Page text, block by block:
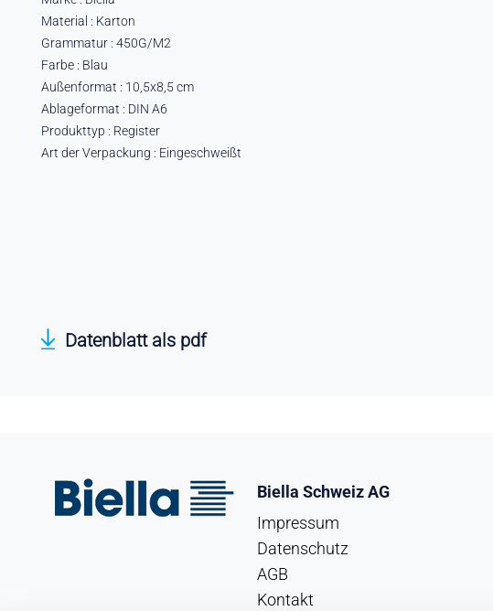
Material : Karton
Grammatur : 450G/M2
Farbe : Blau
Außenformat : 10,5x8,5 cm
Ablageformat : DIN A6
Produkttyp : Register
Art der Verpackung : Eingeschweißt
Datenblatt als pdf
Biella Schweiz AG
Impressum
Datenschutz
AGB
Kontakt